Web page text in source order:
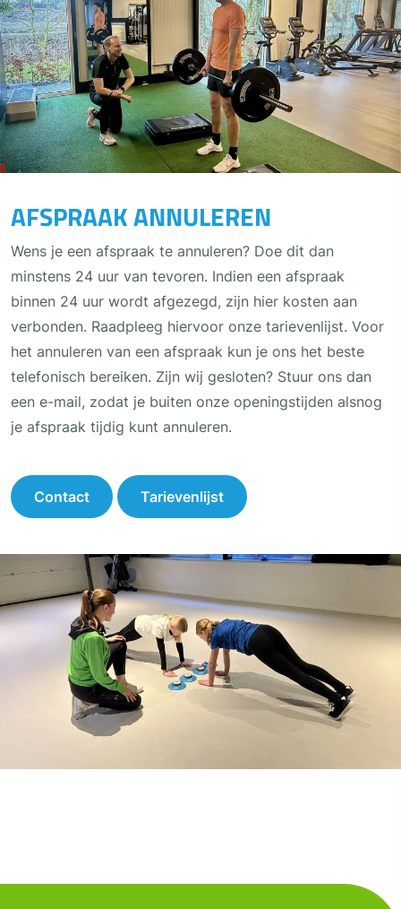
AFSPRAAK ANNULEREN
Wens je een afspraak te annuleren? Doe dit dan
minstens 24 uur van tevoren. Indien een afspraak
binnen 24 uur wordt afgezegd, zijn hier kosten aan
verbonden. Raadpleeg hiervoor onze tarievenlijst. Voor
het annuleren van een afspraak kun je ons het beste
telefonisch bereiken. Zijn wij gesloten? Stuur ons dan
een e-mail, zodat je buiten onze openingstijden alsnog
je afspraak tijdig kunt annuleren.
Contact Tarievenlijst